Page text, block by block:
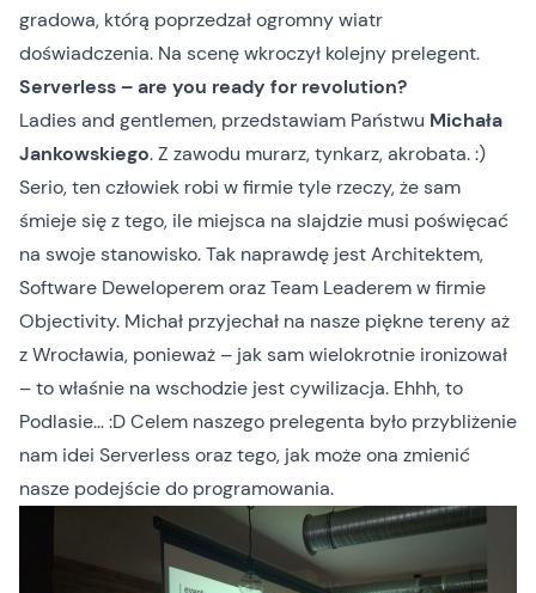
gradowa, którą poprzedzał ogromny wiatr
doświadczenia. Na scenę wkroczył kolejny prelegent.
Serverless – are you ready for revolution?
Ladies and gentlemen, przedstawiam Państwu Michała
Jankowskiego. Z zawodu murarz, tynkarz, akrobata. :)
Serio, ten człowiek robi w firmie tyle rzeczy, że sam
śmieje się z tego, ile miejsca na slajdzie musi poświęcać
na swoje stanowisko. Tak naprawdę jest Architektem,
Software Deweloperem oraz Team Leaderem w firmie
Objectivity. Michał przyjechał na nasze piękne tereny aż
z Wrocławia, ponieważ – jak sam wielokrotnie ironizował
– to właśnie na wschodzie jest cywilizacja. Ehhh, to
Podlasie… :D Celem naszego prelegenta było przybliżenie
nam idei Serverless oraz tego, jak może ona zmienić
nasze podejście do programowania.